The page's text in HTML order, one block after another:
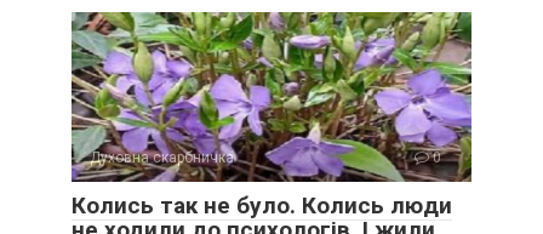
Духовна скарбничка 0
Колись так не було. Колись люди